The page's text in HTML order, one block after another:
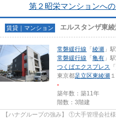
第２昭栄マンションへ
賃貸｜マンション エルスタンザ東
常磐緩行線 「 綾瀬 」
常磐緩行線 「 亀有 」
つくばエクスプレス 「
東京都足立区東綾瀬
-
築年数：築11年
階数：3階建
【ハナグループの強み】 ①大手管理会